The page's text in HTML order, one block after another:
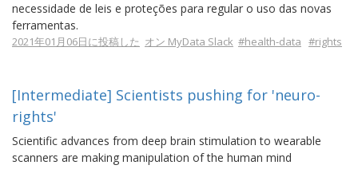
necessidade de leis e proteções para regular o uso das novas
ferramentas.
2021年01月06日に投稿した オン MyData Slack #health-data #rights
[Intermediate] Scientists pushing for 'neuro-
rights'
Scientific advances from deep brain stimulation to wearable
scanners are making manipulation of the human mind